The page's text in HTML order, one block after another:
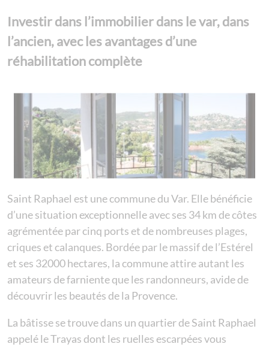
Investir dans l’immobilier dans le var, dans
l’ancien, avec les avantages d’une
réhabilitation complète
Saint Raphael est une commune du Var. Elle bénéficie
d’une situation exceptionnelle avec ses 34 km de côtes
agrémentée par cinq ports et de nombreuses plages,
criques et calanques. Bordée par le massif de l’Estérel
et ses 32000 hectares, la commune attire autant les
amateurs de farniente que les randonneurs, avide de
découvrir les beautés de la Provence.
La bâtisse se trouve dans un quartier de Saint Raphael
appelé le Trayas dont les ruelles escarpées vous